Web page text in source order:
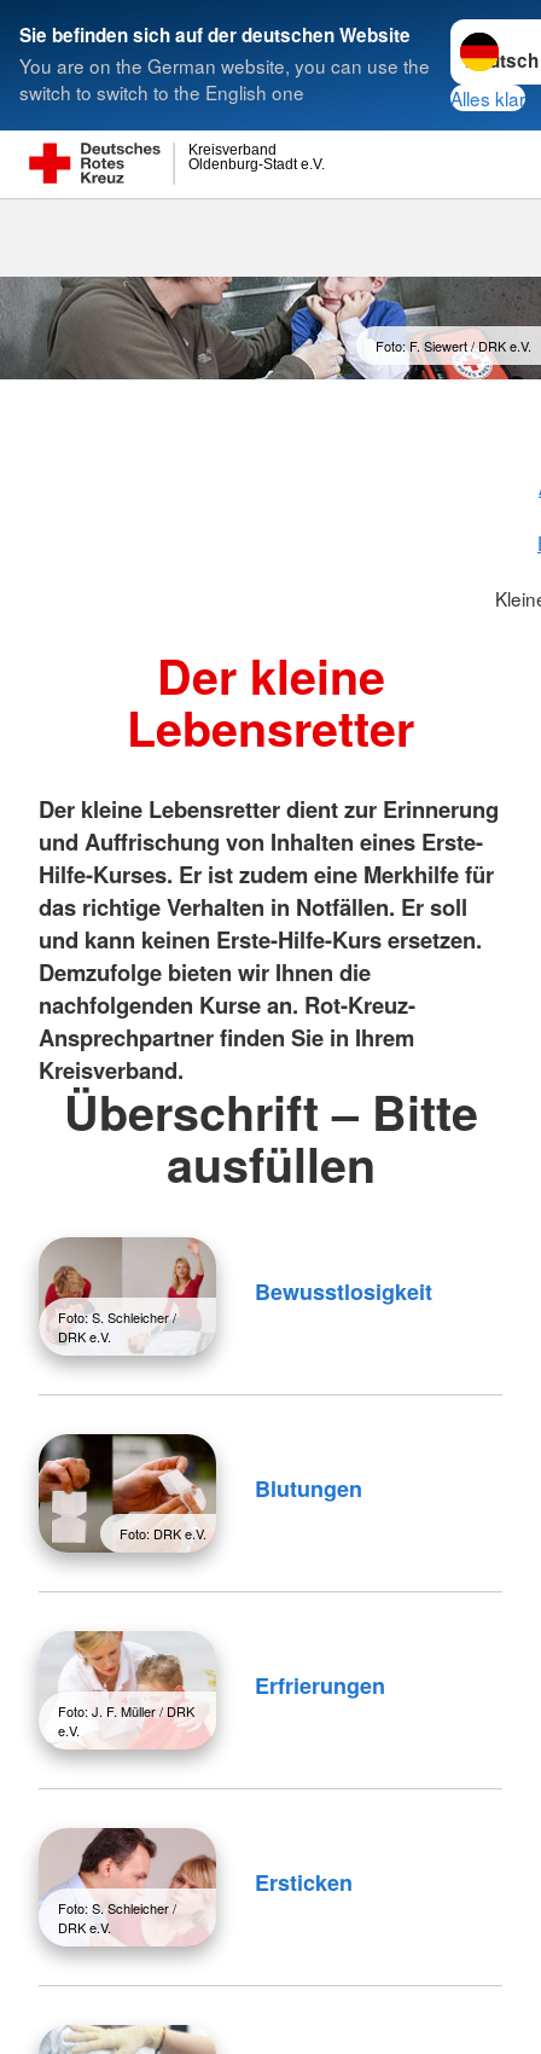
Sie befinden sich auf der deutschen Website
You are on the German website, you can use the
switch to switch to the English one
Sprache
Alles klar
Oldenburg-Stadt e.V.
Kreisverband
Suche
Foto: F. Siewert / DRK e.V.
Der kleine
Lebensretter
Der kleine Lebensretter dient zur Erinnerung
und Auffrischung von Inhalten eines Erste-
Hilfe-Kurses. Er ist zudem eine Merkhilfe für
das richtige Verhalten in Notfällen. Er soll
und kann keinen Erste-Hilfe-Kurs ersetzen.
Demzufolge bieten wir Ihnen die
nachfolgenden Kurse an. Rot-Kreuz-
Ansprechpartner finden Sie in Ihrem
Kreisverband.
Überschrift – Bitte
ausfüllen
Foto: S. Schleicher /
DRK e.V.
Bewusstlosigkeit
Foto: DRK e.V.
Blutungen
Foto: J. F. Müller / DRK
e.V.
Erfrierungen
Foto: S. Schleicher /
DRK e.V.
Ersticken